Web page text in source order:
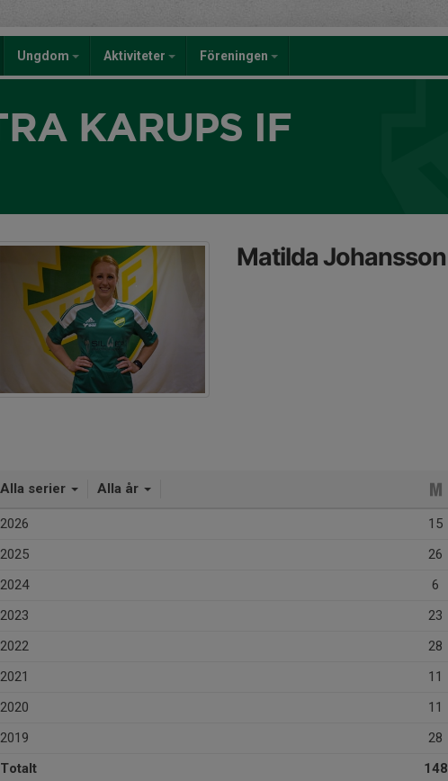
Ungdom Aktiviteter Föreningen
KARUPS IF
Matilda Johansson
Alla serier Alla år
2026 15
2025
26
2024
6
2023
23
2022
28
2021
11
2020
11
2019
28
Totalt
148